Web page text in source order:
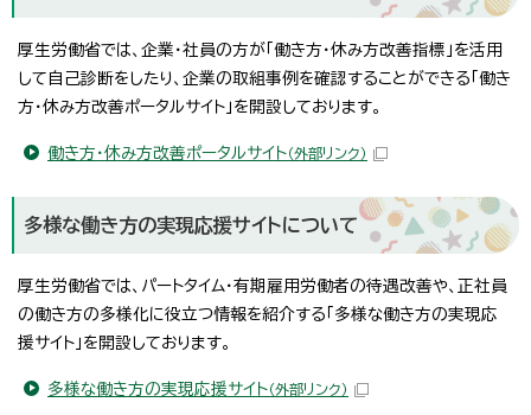
厚生労働省では、企業・社員の方が「働き方・休み方改善指標」を活用
して自己診断をしたり、企業の取組事例を確認することができる「働き
方・休み方改善ポータルサイト」を開設しております。
働き方・休み方改善ポータルサイト（外部リンク）
多様な働き方の実現応援サイトについて
厚生労働省では、パートタイム・有期雇用労働者の待遇改善や、正社員
の働き方の多様化に役立つ情報を紹介する「多様な働き方の実現応
援サイト」を開設しております。
多様な働き方の実現応援サイト（外部リンク）